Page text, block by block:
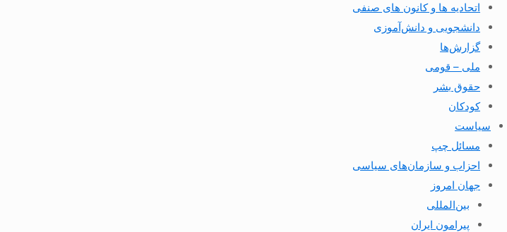
اتحادیه ها و کانون های صنفی
دانشجویی و دانش‌آموزی
گزارش‌ها
ملی – قومی
حقوق بشر
کودکان
سیاست
مسائل چپ
احزاب و سازمان‌های سیاسی
جهان امروز
بین‌المللی
پیرامون ایران